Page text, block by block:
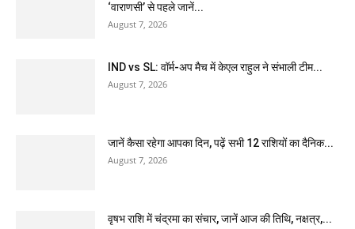
‘वाराणसी’ से पहले जानें...
August 7, 2026
IND vs SL: वॉर्म-अप मैच में केएल राहुल ने संभाली टीम...
August 7, 2026
जानें कैसा रहेगा आपका दिन, पढ़ें सभी 12 राशियों का दैनिक...
August 7, 2026
वृषभ राशि में चंद्रमा का संचार, जानें आज की तिथि, नक्षत्र,...